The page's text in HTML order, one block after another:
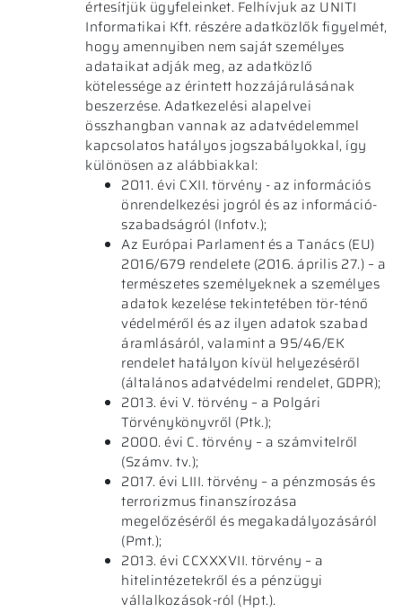
értesítjük ügyfeleinket. Felhívjuk az UNITI
Informatikai Kft. részére adatközlők figyelmét,
hogy amennyiben nem saját személyes
adataikat adják meg, az adatközlő
kötelessége az érintett hozzájárulásának
beszerzése. Adatkezelési alapelvei
összhangban vannak az adatvédelemmel
kapcsolatos hatályos jogszabályokkal, így
különösen az alábbiakkal:
2011. évi CXII. törvény - az információs
önrendelkezési jogról és az információ-
szabadságról (Infotv.);
Az Európai Parlament és a Tanács (EU)
2016/679 rendelete (2016. április 27.) – a
természetes személyeknek a személyes
adatok kezelése tekintetében tör-ténő
védelméről és az ilyen adatok szabad
áramlásáról, valamint a 95/46/EK
rendelet hatályon kívül helyezéséről
(általános adatvédelmi rendelet, GDPR);
2013. évi V. törvény – a Polgári
Törvénykönyvről (Ptk.);
2000. évi C. törvény – a számvitelről
(Számv. tv.);
2017. évi LIII. törvény – a pénzmosás és
terrorizmus finanszírozása
megelőzéséről és megakadályozásáról
(Pmt.);
2013. évi CCXXXVII. törvény – a
hitelintézetekről és a pénzügyi
vállalkozások-ról (Hpt.).